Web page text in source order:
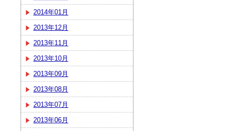
2014年01月
2013年12月
2013年11月
2013年10月
2013年09月
2013年08月
2013年07月
2013年06月